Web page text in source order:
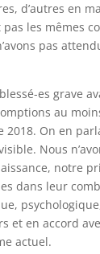
d’autres en
pas les mêmes
pas
es grave
au
2018. On en
Nous
notre
es dans leur
et en accord
actuel.